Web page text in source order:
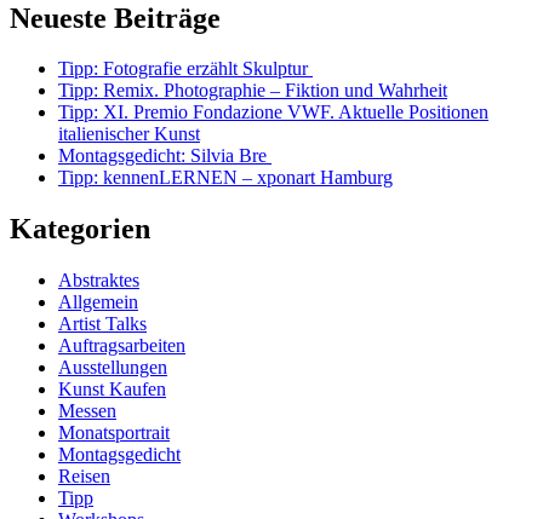
Neueste Beiträge
Tipp: Fotografie erzählt Skulptur
Tipp: Remix. Photographie – Fiktion und Wahrheit
Tipp: XI. Premio Fondazione VWF. Aktuelle Positionen
italienischer Kunst
Montagsgedicht: Silvia Bre
Tipp: kennenLERNEN – xponart Hamburg
Kategorien
Abstraktes
Allgemein
Artist Talks
Auftragsarbeiten
Ausstellungen
Kunst Kaufen
Messen
Monatsportrait
Montagsgedicht
Reisen
Tipp